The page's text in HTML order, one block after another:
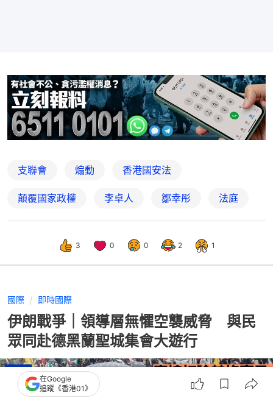
支聯會 煽動 香港國安法
顛覆國家政權 李卓人 鄒幸彤 法庭
3 0 0 2 1
國際 即時國際
伊朗戰爭｜領導層無懼空襲威脅 與民
眾同赴德黑蘭聖城集會大遊行
在Google
追蹤《香港01》